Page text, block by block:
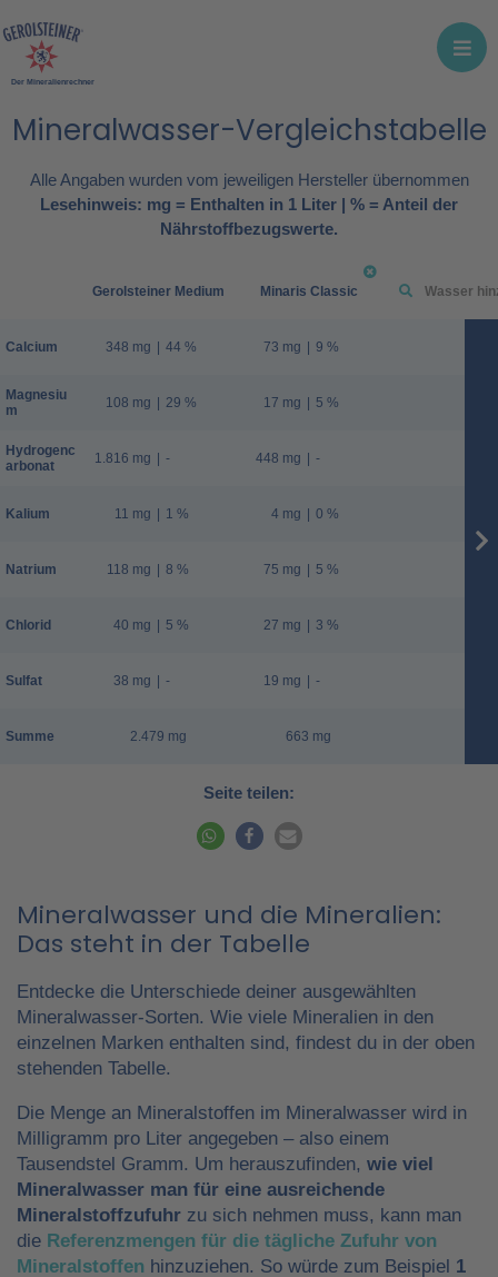
Der Mineralienrechner
Mineralwasser-Vergleichstabelle
Alle Angaben wurden vom jeweiligen Hersteller übernommen
Lesehinweis: mg = Enthalten in 1 Liter | % = Anteil der
Nährstoffbezugswerte.
Calcium
Magnesiu
m
Hydrogenc
arbonat
Kalium
Natrium
Chlorid
Sulfat
Summe
Gerolsteiner Medium
348 mg | 44 %
108 mg | 29 %
1.816 mg | -
11 mg | 1 %
118 mg | 8 %
40 mg | 5 %
38 mg | -
2.479 mg
Minaris Classic
73 mg | 9 %
17 mg | 5 %
448 mg | -
4 mg | 0 %
75 mg | 5 %
27 mg | 3 %
19 mg | -
663 mg
Seite teilen:
Mineralwasser und die Mineralien:
Das steht in der Tabelle
Entdecke die Unterschiede deiner ausgewählten
Mineralwasser-Sorten. Wie viele Mineralien in den
einzelnen Marken enthalten sind, findest du in der oben
stehenden Tabelle.
Die Menge an Mineralstoffen im Mineralwasser wird in
Milligramm pro Liter angegeben – also einem
Tausendstel Gramm. Um herauszufinden, wie viel
Mineralwasser man für eine ausreichende
Mineralstoffzufuhr zu sich nehmen muss, kann man
die Referenzmengen für die tägliche Zufuhr von
Mineralstoffen hinzuziehen. So würde zum Beispiel 1